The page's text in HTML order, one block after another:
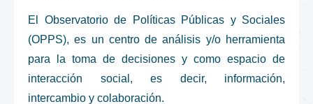
El Observatorio de Políticas Públicas y Sociales
(OPPS), es un centro de análisis y/o herramienta
para la toma de decisiones y como espacio de
interacción social, es decir, información,
intercambio y colaboración.